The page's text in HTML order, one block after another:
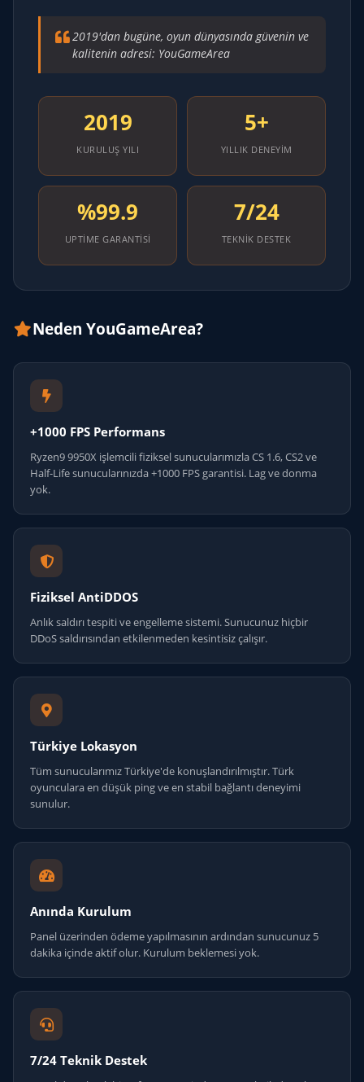
2019'dan bugüne, oyun dünyasında güvenin ve
kalitenin adresi: YouGameArea
2019
KURULUŞ YILI
5+
YILLIK DENEYIM
%99.9
UPTIME GARANTISI
7/24
TEKNIK DESTEK
Neden YouGameArea?
+1000 FPS Performans
Ryzen9 9950X işlemcili fiziksel sunucularımızla CS 1.6, CS2 ve
Half-Life sunucularınızda +1000 FPS garantisi. Lag ve donma
yok.
Fiziksel AntiDDOS
Anlık saldırı tespiti ve engelleme sistemi. Sunucunuz hiçbir
DDoS saldırısından etkilenmeden kesintisiz çalışır.
Türkiye Lokasyon
Tüm sunucularımız Türkiye'de konuşlandırılmıştır. Türk
oyunculara en düşük ping ve en stabil bağlantı deneyimi
sunulur.
Anında Kurulum
Panel üzerinden ödeme yapılmasının ardından sunucunuz 5
dakika içinde aktif olur. Kurulum beklemesi yok.
7/24 Teknik Destek